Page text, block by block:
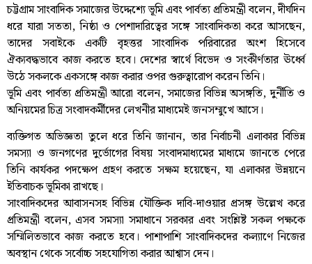
চট্টগ্রাম সাংবাদিক সমাজের উদ্দেশ্যে ভূমি এবং পার্বত্য প্রতিমন্ত্রী বলেন, দীর্ঘদিন
ধরে যারা সততা, নিষ্ঠা ও পেশাদারিত্বের সঙ্গে সাংবাদিকতা করে আসছেন,
তাদের সবাইকে একটি বৃহত্তর সাংবাদিক পরিবারের অংশ হিসেবে
ঐক্যবদ্ধভাবে কাজ করতে হবে। দেশের স্বার্থে বিভেদ ও সংকীর্ণতার ঊর্ধ্বে
উঠে সকলকে একসঙ্গে কাজ করার ওপর গুরুত্বারোপ করেন তিনি।
ভূমি এবং পার্বত্য প্রতিমন্ত্রী আরো বলেন, সমাজের বিভিন্ন অসঙ্গতি, দুর্নীতি ও
অনিয়মের চিত্র সংবাদকর্মীদের লেখনীর মাধ্যমেই জনসম্মুখে আসে।
ব্যক্তিগত অভিজ্ঞতা তুলে ধরে তিনি জানান, তার নির্বাচনী এলাকার বিভিন্ন
সমস্যা ও জনগণের দুর্ভোগের বিষয় সংবাদমাধ্যমের মাধ্যমে জানতে পেরে
তিনি কার্যকর পদক্ষেপ গ্রহণ করতে সক্ষম হয়েছেন, যা এলাকার উন্নয়নে
ইতিবাচক ভূমিকা রাখছে।
সাংবাদিকদের আবাসনসহ বিভিন্ন যৌক্তিক দাবি-দাওয়ার প্রসঙ্গ উল্লেখ করে
প্রতিমন্ত্রী বলেন, এসব সমস্যা সমাধানে সরকার এবং সংশ্লিষ্ট সকল পক্ষকে
সম্মিলিতভাবে কাজ করতে হবে। পাশাপাশি সাংবাদিকদের কল্যাণে নিজের
অবস্থান থেকে সর্বোচ্চ সহযোগিতা করার আশ্বাস দেন।